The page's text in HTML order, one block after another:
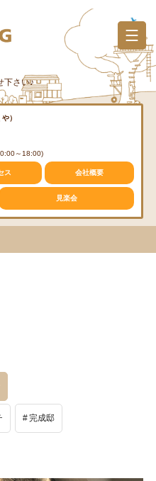
下さい♪
）
～18:00)
ス 会社概要
見楽会
完成邸